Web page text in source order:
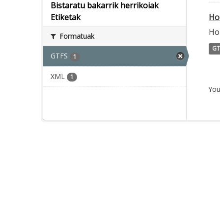
Bistaratu bakarrik herrikoiak
Etiketak
Formatuak
GTFS 1
XML 1